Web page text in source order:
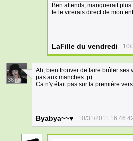
Ben attends, manquerait
te le virerais direct de mon
LaFille du vendredi
36
Ah, bien trouver de faire brûler ses
pas aux manches :p)
Ca n'y était pas sur la première
Byabya~~♥ 10/31/2011